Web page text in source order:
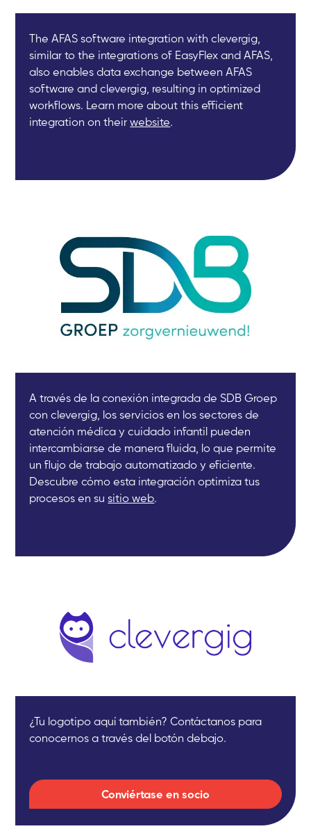
The AFAS software integration with clevergig,
similar to the integrations of EasyFlex and AFAS,
also enables data exchange between AFAS
software and clevergig, resulting in optimized
workflows. Learn more about this efficient
integration on theirwebsite.
A través de la conexión integrada de SDB Groep
con clevergig, los servicios en los sectores de
atención médica y cuidado infantil pueden
intercambiarse de manera fluida, lo que permite
un flujo de trabajo automatizado y eficiente.
Descubre cómo esta integración optimiza tus
procesos en susitio web.
¿Tu logotipo aquí también? Contáctanos para
conocernos a través del botón debajo.
Conviértase en socio